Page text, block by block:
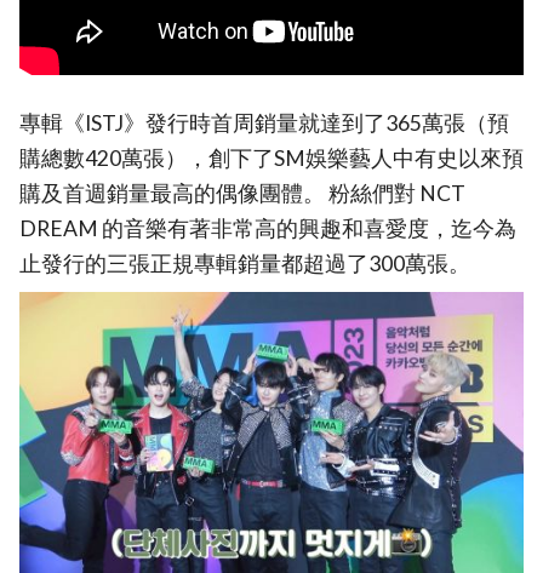
專輯《ISTJ》發行時首周銷量就達到了365萬張（預
購總數420萬張），創下了SM娛樂藝人中有史以來預
購及首週銷量最高的偶像團體。 粉絲們對 NCT
DREAM 的音樂有著非常高的興趣和喜愛度，迄今為
止發行的三張正規專輯銷量都超過了300萬張。